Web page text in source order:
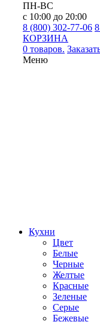
ПН-ВС
с 10:00 до 20:00
8 (800) 302-77-06
КОРЗИНА
0 товаров.
Меню
Кухни
Цвет
Белые
Черные
Желтые
Красные
Зеленые
Серые
Бежевые